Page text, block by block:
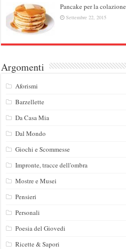
Pancake per la colazione
Settembre 22, 2015
Argomenti
Aforismi
Barzellette
Da Casa Mia
Dal Mondo
Giochi e Scommesse
Impronte, tracce dell'ombra
Mostre e Musei
Pensieri
Personali
Poesia del Giovedi
Ricette & Sapori